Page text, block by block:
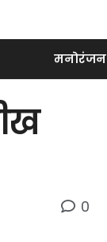
मनोरंजन
0